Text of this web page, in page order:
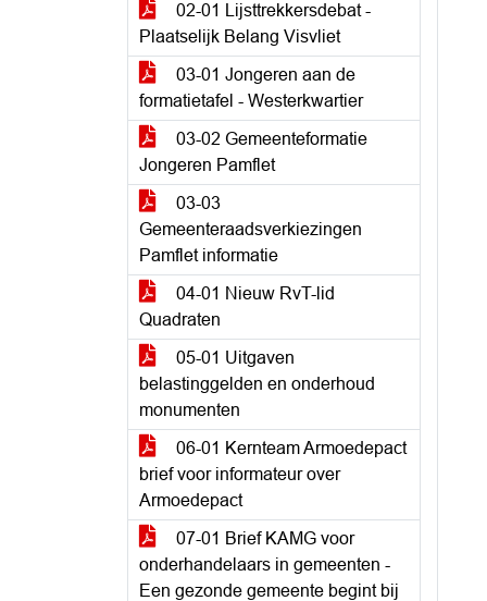
02-01 Lijsttrekkersdebat -
Plaatselijk Belang Visvliet
03-01 Jongeren aan de
formatietafel - Westerkwartier
03-02 Gemeenteformatie
Jongeren Pamflet
03-03
Gemeenteraadsverkiezingen
Pamflet informatie
04-01 Nieuw RvT-lid
Quadraten
05-01 Uitgaven
belastinggelden en onderhoud
monumenten
06-01 Kernteam Armoedepact
brief voor informateur over
Armoedepact
07-01 Brief KAMG voor
onderhandelaars in gemeenten -
Een gezonde gemeente begint bij